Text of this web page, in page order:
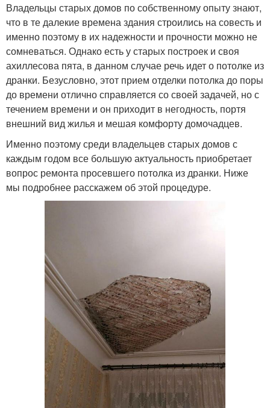
Владельцы старых домов по собственному опыту знают,
что в те далекие времена здания строились на совесть и
именно поэтому в их надежности и прочности можно не
сомневаться. Однако есть у старых построек и своя
ахиллесова пята, в данном случае речь идет о потолке из
дранки. Безусловно, этот прием отделки потолка до поры
до времени отлично справляется со своей задачей, но с
течением времени и он приходит в негодность, портя
внешний вид жилья и мешая комфорту домочадцев.
Именно поэтому среди владельцев старых домов с
каждым годом все большую актуальность приобретает
вопрос ремонта просевшего потолка из дранки. Ниже
мы подробнее расскажем об этой процедуре.